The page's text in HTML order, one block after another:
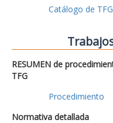
Catálogo de
RESUMEN de
TFG
Procedimiento
Normativa detallada